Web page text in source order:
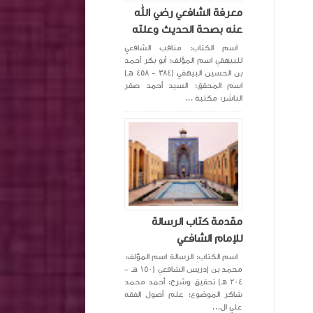
معرفة الشافعي رضي الله
عنه بصحة الحديث وعلته
اسم الكتاب: مناقب الشافعي
للبيهقي اسم المؤلف: أبو بكر أحمد
بن الحسين البيهقي (٣٨٤ - ٤٥٨ هـ)
اسم المحقق: السيد أحمد صقر
الناشر: مكتبة ...
مقدمة كتاب الرسالة
للإمام الشافعي
اسم الكتاب: الرسالة اسم المؤلف:
محمد بن إدريس الشافعي (١٥٠ هـ -
٢٠٤ هـ) تحقيق وشرح: أحمد محمد
شاكر الموضوع: علم أصول الفقه
علي ال...